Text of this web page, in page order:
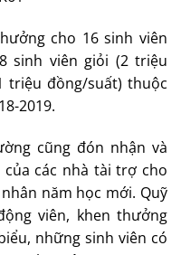
cho 16 sinh viên
sinh viên giỏi (2 triệu
triệu đồng/suất) thuộc
2019.
cũng đón nhận và
các nhà tài trợ cho
năm học mới. Quỹ
viên, khen thưởng
những sinh viên có